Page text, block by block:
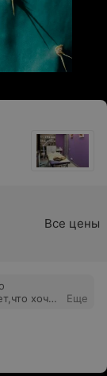
Все цены
хочет
Еще